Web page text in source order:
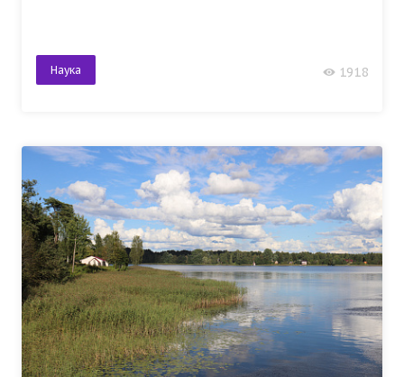
Наука 1918